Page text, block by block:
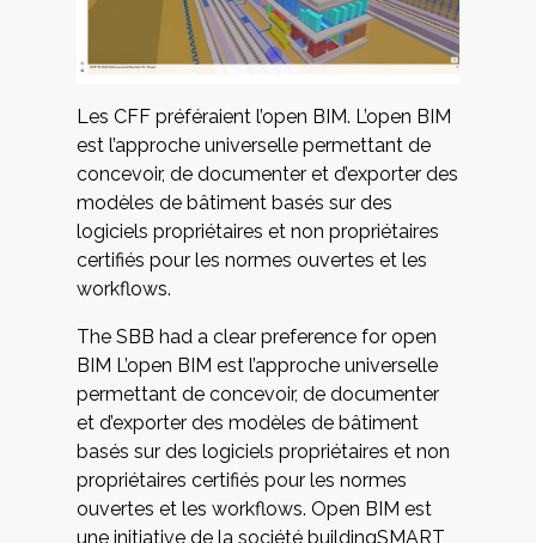
Les CFF préféraient l’open BIM. L’open BIM
est l’approche universelle permettant de
concevoir, de documenter et d’exporter des
modèles de bâtiment basés sur des
logiciels propriétaires et non propriétaires
certifiés pour les normes ouvertes et les
workflows.
The SBB had a clear preference for open
BIM L’open BIM est l’approche universelle
permettant de concevoir, de documenter
et d’exporter des modèles de bâtiment
basés sur des logiciels propriétaires et non
propriétaires certifiés pour les normes
ouvertes et les workflows. Open BIM est
une initiative de la société buildingSMART,